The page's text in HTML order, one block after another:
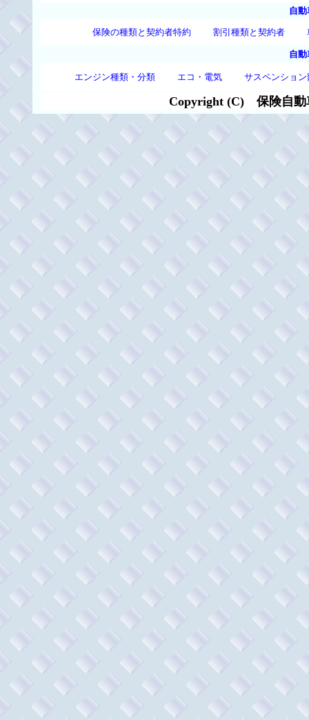
自
保険の種類と契約者特約 割引種類と契約者
自
エンジン種類・分類 エコ・電気 サスペンショ
Copyright (C) 保険自動